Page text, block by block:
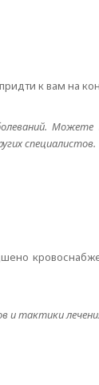
к вам на
специалистов.
тактики